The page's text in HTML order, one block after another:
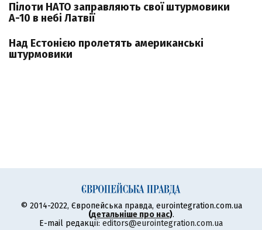
Пілоти НАТО заправляють свої штурмовики
А-10 в небі Латвії
Над Естонією пролетять американські
штурмовики
© 2014-2022, Європейська правда, eurointegration.com.ua
(детальніше про нас).
E-mail редакції: editors@eurointegration.com.ua